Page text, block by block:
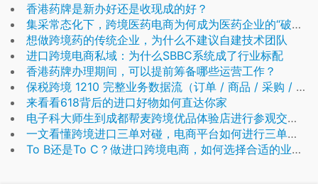
香港药牌是新办好还是收现成的好？
集采常态化下，跨境医药电商为何成为医药企业的“破局钥匙”？
想做跨境药的传统企业，为什么不建议自建技术团队
进口跨境电商私域：为什么SBBC系统成了行业标配
香港药牌办理期间，可以提前筹备哪些运营工作？
保税跨境 1210 完整业务数据流（订单 / 商品 / 采购 / 调拨全流程）
来看看618背后的进口好物如何直达你家
电子科大师生到成都帮麦跨境优品体验店进行参观交流！
一文看懂跨境进口三单对碰，电商平台如何进行三单对碰？
To B还是To C？做进口跨境电商，如何选择合适的业务模式？